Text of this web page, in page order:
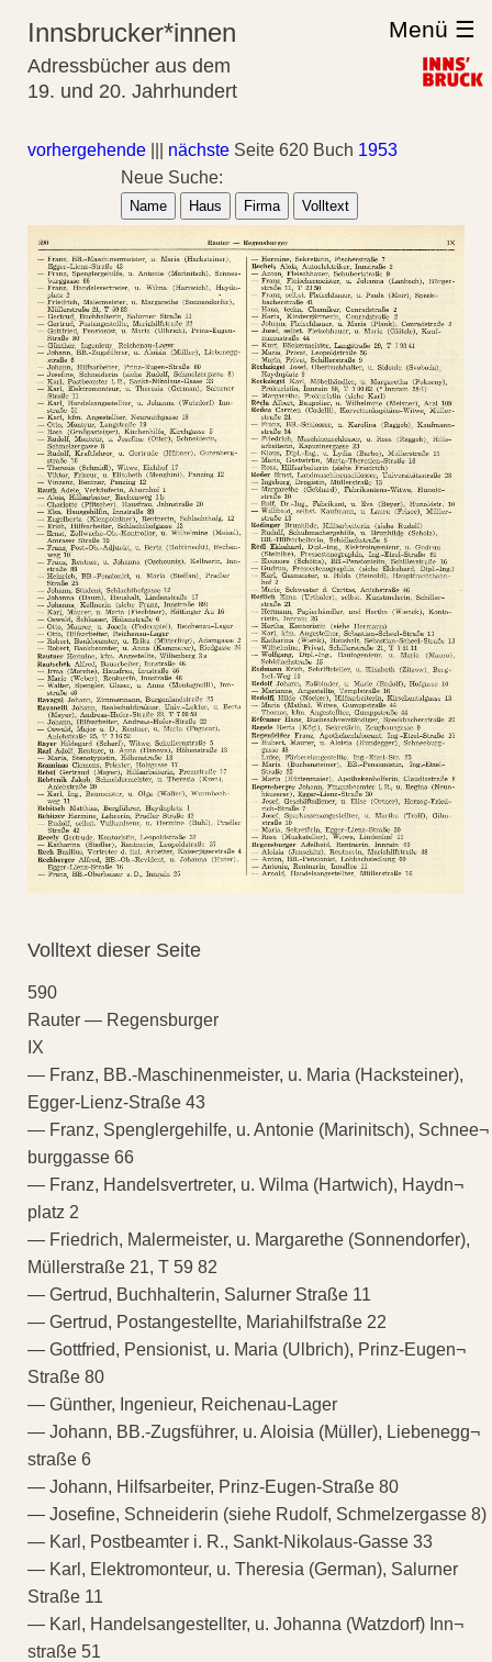
Innsbrucker*innen
Adressbücher aus dem
19. und 20. Jahrhundert
Menü ☰
vorhergehende nächste Seite 620 Buch 1953
Neue Suche:
Name Haus Firma Volltext
Volltext dieser Seite
590
Rauter — Regensburger
IX
— Franz, BB.-Maschinenmeister, u. Maria (Hacksteiner),
Egger-Lienz-Straße 43
— Franz, Spenglergehilfe, u. Antonie (Marinitsch), Schnee¬
burggasse 66
— Franz, Handelsvertreter, u. Wilma (Hartwich), Haydn¬
platz 2
— Friedrich, Malermeister, u. Margarethe (Sonnendorfer),
Müllerstraße 21, T 59 82
— Gertrud, Buchhalterin, Salurner Straße 11
— Gertrud, Postangestellte, Mariahilfstraße 22
— Gottfried, Pensionist, u. Maria (Ulbrich), Prinz-Eugen¬
Straße 80
— Günther, Ingenieur, Reichenau-Lager
— Johann, BB.-Zugsführer, u. Aloisia (Müller), Liebenegg¬
straße 6
— Johann, Hilfsarbeiter, Prinz-Eugen-Straße 80
— Josefine, Schneiderin (siehe Rudolf, Schmelzergasse 8)
— Karl, Postbeamter i. R., Sankt-Nikolaus-Gasse 33
— Karl, Elektromonteur, u. Theresia (German), Salurner
Straße 11
— Karl, Handelsangestellter, u. Johanna (Watzdorf) Inn¬
straße 51